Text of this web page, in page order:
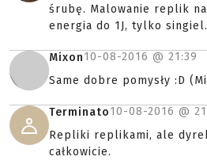
śrubę. Malowanie replik
energia do 1J, tylko
Mixon10-08-2016 @ 21:39
Same dobre pomysły :D
Terminato10-08-2016 @
Repliki replikami, ale
całkowicie.